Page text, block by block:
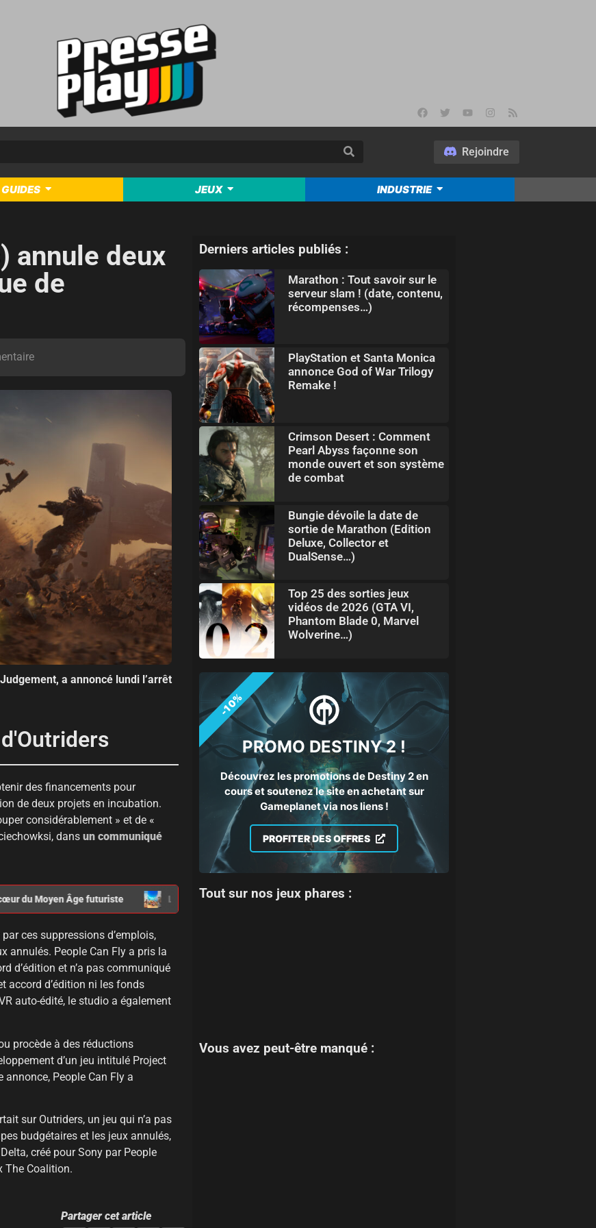
Rejoindre
GUIDES JEUX INDUSTRIE
annule deux
de
a annoncé lundi l’arrêt
des financements pour
de deux projets en incubation.
considérablement » et de «
dans un communiqué
du Moyen Âge futuriste Les sorties jeux vidéo de juin 2025
ces suppressions d’emplois,
annulés. People Can Fly a pris la
d’édition et n’a pas communiqué
accord d’édition ni les fonds
auto-édité, le studio a également
procède à des réductions
d’un jeu intitulé Project
People Can Fly a
sur Outriders, un jeu qui n’a pas
budgétaires et les jeux annulés,
créé pour Sony par People
The Coalition.
Partager cet article
Derniers articles publiés :
Marathon : Tout savoir sur le
serveur slam ! (date, contenu,
récompenses…)
PlayStation et Santa Monica
annonce God of War Trilogy
Remake !
Crimson Desert : Comment
Pearl Abyss façonne son
monde ouvert et son système
de combat
Bungie dévoile la date de
sortie de Marathon (Edition
Deluxe, Collector et
DualSense…)
Top 25 des sorties jeux
vidéos de 2026 (GTA VI,
Phantom Blade 0, Marvel
Wolverine…)
PROMO DESTINY 2 !
Découvrez les promotions de Destiny 2 en
cours et soutenez le site en achetant sur
Gameplanet via nos liens !
PROFITER DES OFFRES
-10%
Tout sur nos jeux phares :
Vous avez peut-être manqué :